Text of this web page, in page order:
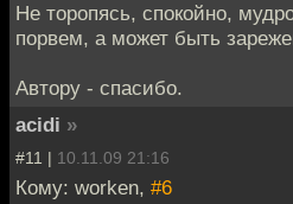
Не торопясь, спокойно,
порвем, а может быть
Автору - спасибо.
acidi »
#11 | 10.11.09 21:16
Кому: worken, #6